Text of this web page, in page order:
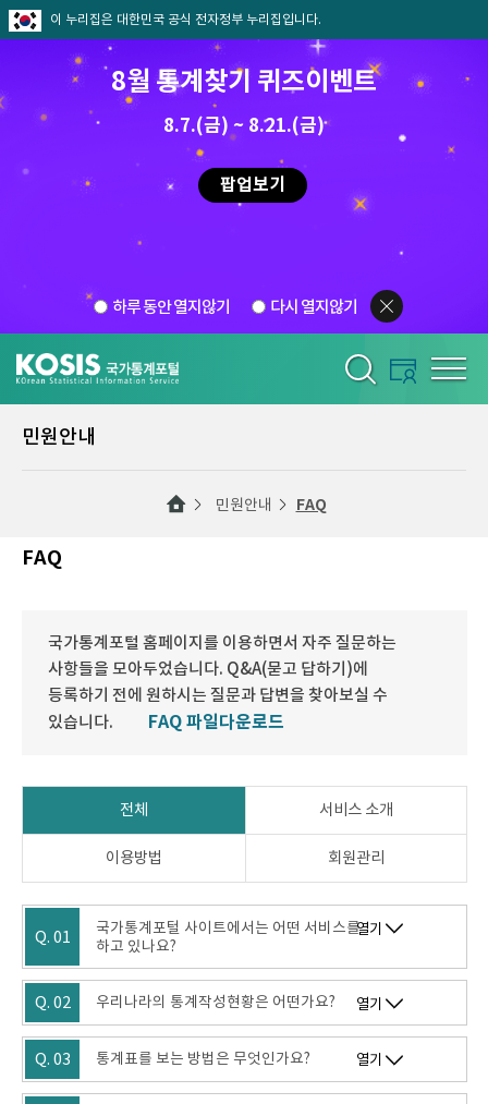
이 누리집은 대한민국 공식 전자정부 누리집입니다.
8월 통계찾기 퀴즈이벤트
8.7.(금) ~ 8.21.(금)
팝업보기
하루 동안 열지않기 다시 열지않기
민원안내
민원안내 FAQ
FAQ
국가통계포털 홈페이지를 이용하면서 자주 질문하는
사항들을 모아두었습니다. Q&A(묻고 답하기)에
등록하기 전에 원하시는 질문과 답변을 찾아보실 수
있습니다.
FAQ 파일다운로드
전체 서비스 소개
이용방법 회원관리
Q. 01
국가통계포털 사이트에서는 어떤 서비스를
하고 있나요?
열기
Q. 02 우리나라의 통계작성현황은 어떤가요? 열기
Q. 03 통계표를 보는 방법은 무엇인가요? 열기